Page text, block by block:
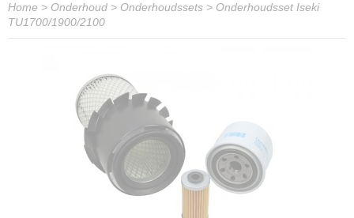
Home > Onderhoud > Onderhoudssets > Onderhoudsset Iseki
TU1700/1900/2100